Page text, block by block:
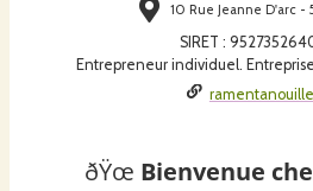
10 Rue Jeanne D'arc -
SIRET :
Entrepreneur individuel.
ðŸœ Bienvenue